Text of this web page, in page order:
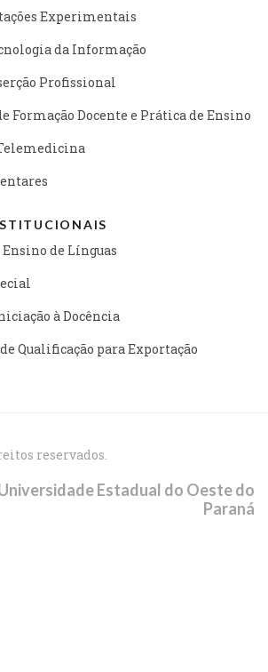
Experimentais
da Informação
Profissional
Formação Docente e Prática de Ensino
de Línguas
à Docência
Qualificação para Exportação
reservados.
Estadual do Oeste do
Paraná